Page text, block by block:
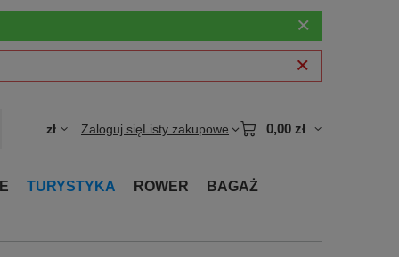
zł Zaloguj sięListy zakupowe 0,00 zł
TURYSTYKA ROWER BAGAŻ